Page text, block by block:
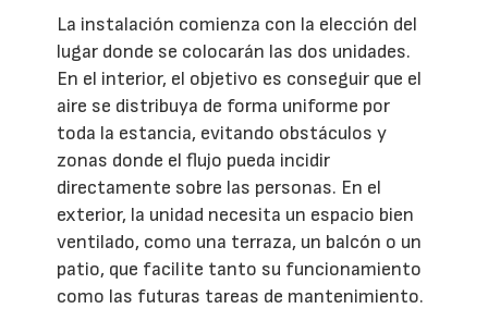
La instalación comienza con la elección del
lugar donde se colocarán las dos unidades.
En el interior, el objetivo es conseguir que el
aire se distribuya de forma uniforme por
toda la estancia, evitando obstáculos y
zonas donde el flujo pueda incidir
directamente sobre las personas. En el
exterior, la unidad necesita un espacio bien
ventilado, como una terraza, un balcón o un
patio, que facilite tanto su funcionamiento
como las futuras tareas de mantenimiento.